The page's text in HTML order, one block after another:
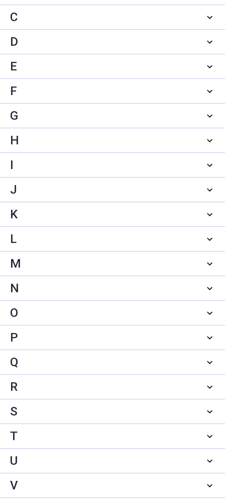
C
D
E
F
G
H
I
J
K
L
M
N
O
P
Q
R
S
T
U
V